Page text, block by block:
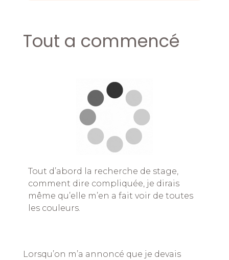
Tout a commencé
Tout d’abord la recherche de stage,
comment dire compliquée, je dirais
même qu’elle m’en a fait voir de toutes
les couleurs.
Lorsqu’on m’a annoncé que je devais